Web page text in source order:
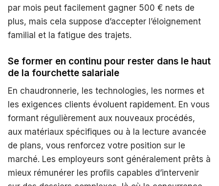
par mois peut facilement gagner 500 € nets de
plus, mais cela suppose d’accepter l’éloignement
familial et la fatigue des trajets.
Se former en continu pour rester dans le haut
de la fourchette salariale
En chaudronnerie, les technologies, les normes et
les exigences clients évoluent rapidement. En vous
formant régulièrement aux nouveaux procédés,
aux matériaux spécifiques ou à la lecture avancée
de plans, vous renforcez votre position sur le
marché. Les employeurs sont généralement prêts à
mieux rémunérer les profils capables d’intervenir